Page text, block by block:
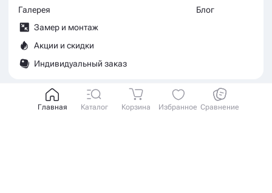
Главная Каталог Избранное Сравнение
Корзина
Галерея
Замер и монтаж
Акции и скидки
Индивидуальный заказ
Блог
Свяжитесь с нами